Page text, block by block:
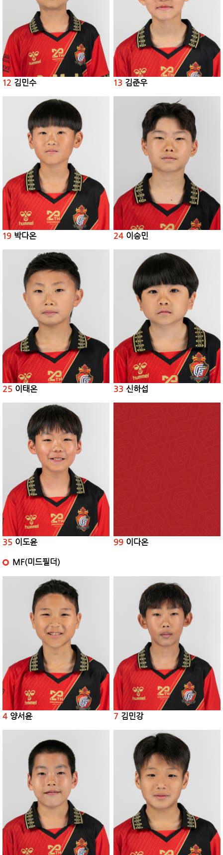
12 김민수 13 김준우
19 박다온 24 이승민
25 이태온 33 신하섭
35 이도윤 99 이다온
MF(미드필더)
4 양서윤 7 김민강